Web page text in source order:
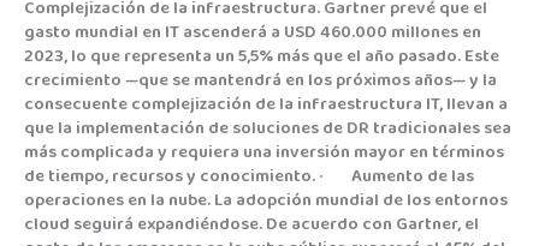
Complejización de la infraestructura. Gartner prevé que el
gasto mundial en IT ascenderá a USD 460.000 millones en
2023, lo que representa un 5,5% más que el año pasado. Este
crecimiento —que se mantendrá en los próximos años— y la
consecuente complejización de la infraestructura IT, llevan a
que la implementación de soluciones de DR tradicionales sea
más complicada y requiera una inversión mayor en términos
de tiempo, recursos y conocimiento. · Aumento de las
operaciones en la nube. La adopción mundial de los entornos
cloud seguirá expandiéndose. De acuerdo con Gartner, el